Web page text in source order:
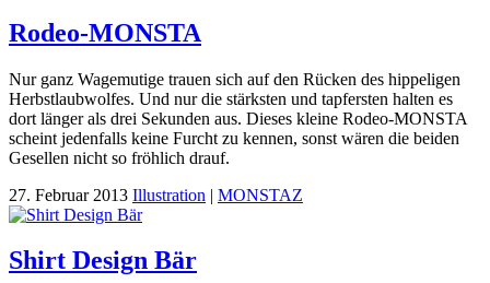
Rodeo-MONSTA
Nur ganz Wagemutige trauen sich auf den Rücken des hippeligen
Herbstlaubwolfes. Und nur die stärksten und tapfersten halten es
dort länger als drei Sekunden aus. Dieses kleine Rodeo-MONSTA
scheint jedenfalls keine Furcht zu kennen, sonst wären die beiden
Gesellen nicht so fröhlich drauf.
27. Februar 2013 Illustration | MONSTAZ
Shirt Design Bär